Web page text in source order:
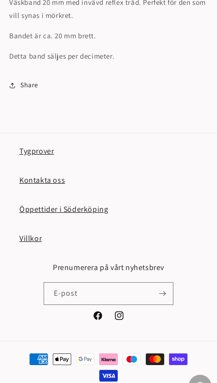
Väskband 20 mm med invävd reflex tråd. Perfekt för den som
vill synas i mörkret.
Bandet är ca. 20 mm brett.
Detta band säljes per decimeter.
Share
Tygprover
Kontakta oss
Öppettider i Söderköping
Villkor
Prenumerera på vårt nyhetsbrev
E-post
FacebookInstagram
Betalningsmetoder